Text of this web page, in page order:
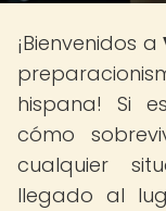
¡Bienvenidos a
hispana! Si
cómo
cualquier
llegado al